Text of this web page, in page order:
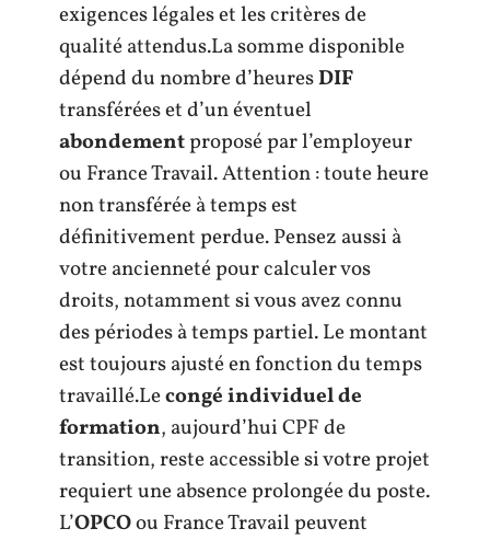
exigences légales et les critères de
qualité attendus.La somme disponible
dépend du nombre d’heuresDIF
transférées et d’un éventuel
abondementproposé par l’employeur
ou France Travail. Attention : toute heure
non transférée à temps est
définitivement perdue. Pensez aussi à
votre ancienneté pour calculer vos
droits, notamment si vous avez connu
des périodes à temps partiel. Le montant
est toujours ajusté en fonction du temps
travaillé.Lecongé individuel de
formation, aujourd’hui CPF de
transition, reste accessible si votre projet
requiert une absence prolongée du poste.
L’OPCOou France Travail peuvent